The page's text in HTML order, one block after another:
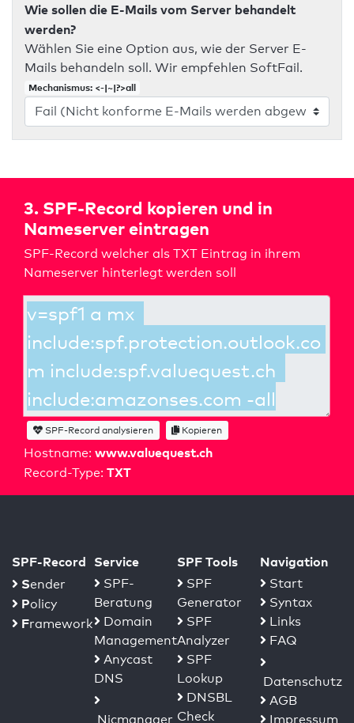
Wie sollen die E-Mails vom Server behandelt
werden?
Wählen Sie eine Option aus, wie der Server E-
Mails behandeln soll. Wir empfehlen SoftFail.
Mechanismus: <-|~|?>all
3. SPF-Record kopieren und in
Nameserver eintragen
SPF-Record welcher als TXT Eintrag in ihrem
Nameserver hinterlegt werden soll
Hostname: www.valuequest.ch
Record-Type: TXT
SPF-Record analysieren Kopieren
SPF-Record
Sender
Policy
Framework
Service
SPF-
Beratung
Domain
Management
Anycast
DNS
Nicmanager
SPF Tools
SPF
Generator
SPF
Analyzer
SPF
Lookup
DNSBL
Check
Navigation
Start
Syntax
Links
FAQ
Datenschutz
AGB
Impressum